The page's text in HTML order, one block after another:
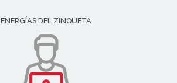
ENERGÍAS DEL ZINQUETA